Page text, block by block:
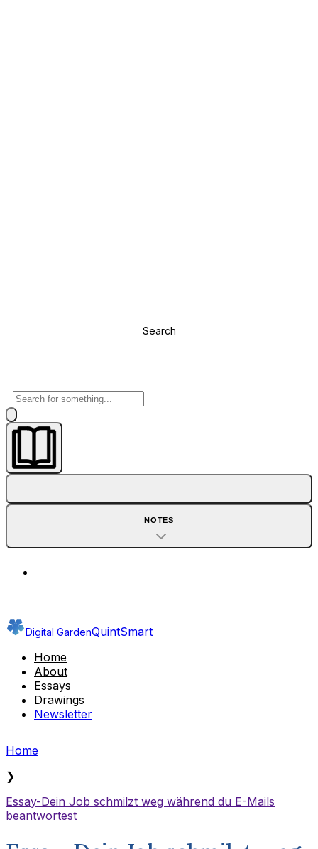
Search
NOTES
Digital GardenQuintSmart
Home
About
Essays
Drawings
Newsletter
Home
❯
Essay-Dein Job schmilzt weg während du E-Mails
beantwortest